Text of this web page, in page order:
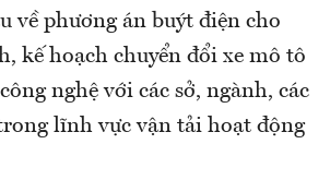
về phương án buýt điện cho
kế hoạch chuyển đổi xe mô tô
nghệ với các sở, ngành, các
lĩnh vực vận tải hoạt động